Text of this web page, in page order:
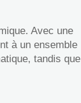
Avec une
à un ensemble
tandis que